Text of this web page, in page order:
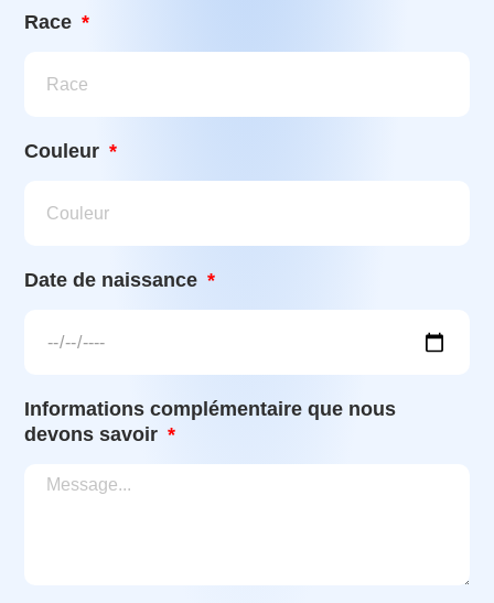
Race
Couleur
Date de naissance
Informations complémentaire que nous
devons savoir